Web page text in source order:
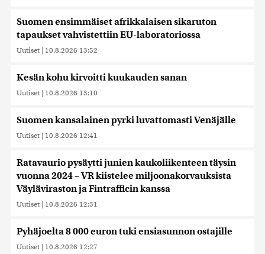
Suomen ensimmäiset afrikkalaisen sikaruton
tapaukset vahvistettiin EU-laboratoriossa
Uutiset | 10.8.2026 13:52
Kesän kohu kirvoitti kuukauden sanan
Uutiset | 10.8.2026 13:10
Suomen kansalainen pyrki luvattomasti Venäjälle
Uutiset | 10.8.2026 12:41
Ratavaurio pysäytti junien kaukoliikenteen täysin
vuonna 2024 – VR kiistelee miljoonakorvauksista
Väyläviraston ja Fintrafficin kanssa
Uutiset | 10.8.2026 12:31
Pyhäjoelta 8 000 euron tuki ensiasunnon ostajille
Uutiset | 10.8.2026 12:27